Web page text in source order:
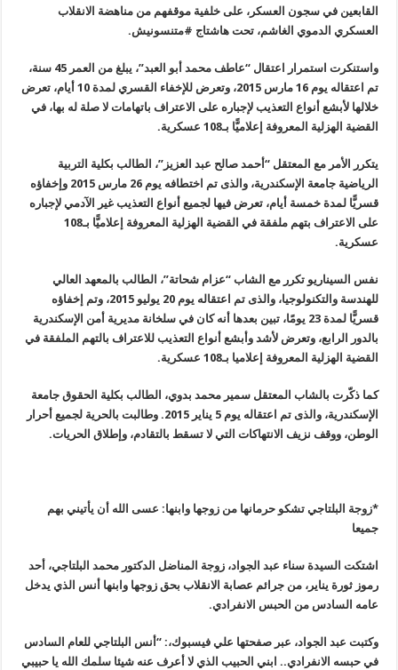
القابعين في سجون العسكر، على خلفية موقفهم من مناهضة الانقلاب
العسكري الدموي الغاشم، تحت هاشتاج #متنسونيش.
واستنكرت استمرار اعتقال “عاطف محمد أبو العبد”، يبلغ من العمر 45 سنة،
تم اعتقاله يوم 16 مارس 2015، وتعرض للإخفاء القسري لمدة 10 أيام، تعرض
خلالها لأبشع أنواع التعذيب لإجباره على الاعتراف باتهامات لا صلة له بها، في
القضية الهزلية المعروفة إعلاميًّا بـ108 عسكرية.
يتكرر الأمر مع المعتقل “أحمد صالح عبد العزيز”، الطالب بكلية التربية
الرياضية جامعة الإسكندرية، والذى تم اختطافه يوم 26 مارس 2015 وإخفاؤه
قسريًّا لمدة خمسة أيام، تعرض فيها لجميع أنواع التعذيب غير الآدمي لإجباره
على الاعتراف بتهم ملفقة في القضية الهزلية المعروفة إعلاميًّا بـ108
عسكرية.
نفس السيناريو تكرر مع الشاب “عزام شحاتة”، الطالب بالمعهد العالي
للهندسة والتكنولوجيا، والذى تم اعتقاله يوم 20 يوليو 2015، وتم إخفاؤه
قسريًّا لمدة 23 يومًا، تبين بعدها أنه كان في سلخانة مديرية أمن الإسكندرية
بالدور الرابع، وتعرض لأشد وأبشع أنواع التعذيب للاعتراف بالتهم الملفقة في
القضية الهزلية المعروفة إعلاميا بـ108 عسكرية.
كما ذكّرت بالشاب المعتقل سمير محمد بدوي، الطالب بكلية الحقوق جامعة
الإسكندرية، والذى تم اعتقاله يوم 5 يناير 2015. وطالبت بالحرية لجميع أحرار
الوطن، ووقف نزيف الانتهاكات التي لا تسقط بالتقادم، وإطلاق الحريات.
*زوجة البلتاجي تشكو حرمانها من زوجها وابنها: عسى الله أن يأتيني بهم
جميعا
اشتكت السيدة سناء عبد الجواد، زوجة المناضل الدكتور محمد البلتاجي، أحد
رموز ثورة يناير، من جرائم عصابة الانقلاب بحق زوجها وابنها أنس الذي يدخل
عامه السادس من الحبس الانفرادي.
وكتبت عبد الجواد، عبر صفحتها علي فيسبوك،: “أنس البلتاجي للعام السادس
في حبسه الانفرادي.. ابني الحبيب الذي لا أعرف عنه شيئا سلمك الله يا حبيبي